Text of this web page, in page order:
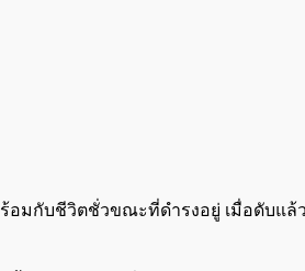
อมกับชีวิตชั่วขณะที่ดำรงอยู่ เมื่อดับแ